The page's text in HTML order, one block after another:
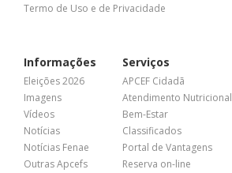
Termo de Uso e de Privacidade
Informações
Eleições 2026
Imagens
Vídeos
Notícias
Notícias Fenae
Outras Apcefs
Serviços
APCEF Cidadã
Atendimento Nutricional
Bem-Estar
Classificados
Portal de Vantagens
Reserva on-line